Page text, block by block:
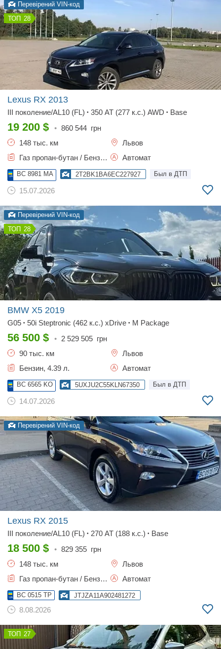
Перевірений VIN-код
28
Lexus RX 2013
III поколение/AL10 (FL) • 350 AT (277 к.с.) AWD • Base
19 200 $ • 860 544 грн
148 тыс. км
Львов
Газ пропан-бутан / Бензин, 3.46 л.
Автомат
BC 8981 MA 2T2BK1BA6EC227927 Был в ДТП
15.07.2026
Перевірений VIN-код
28
BMW X5 2019
G05 • 50i Steptronic (462 к.с.) xDrive • M Package
56 500 $ • 2 529 505 грн
90 тыс. км
Львов
Бензин, 4.39 л.
Автомат
BC 6565 KO 5UXJU2C55KLN67350 Был в ДТП
14.07.2026
Перевірений VIN-код
Lexus RX 2015
III поколение/AL10 (FL) • 270 AT (188 к.с.) • Base
18 500 $ • 829 355 грн
148 тыс. км
Львов
Газ пропан-бутан / Бензин, 2.67 л.
Автомат
BC 0515 TP JTJZA11A902481272
8.08.2026
27